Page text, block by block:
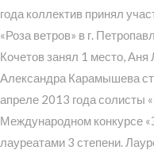
года коллектив принял
«Роза ветров» в г.
Кочетов занял 1 место,
Александра Карамышева
апреле 2013 года солисты
Международном конкурсе
лауреатами 3 степени.